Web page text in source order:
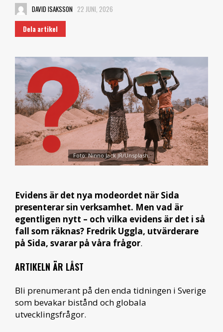
DAVID ISAKSSON 22 JUNI, 2026
Dela artikel
Foto: Ninno Jack JR/Unsplash.
Evidens är det nya modeordet när Sida
presenterar sin verksamhet. Men vad är
egentligen nytt – och vilka evidens är det i så
fall som räknas? Fredrik Uggla, utvärderare
på Sida, svarar på våra frågor.
ARTIKELN ÄR LÅST
Bli prenumerant på den enda tidningen i Sverige
som bevakar bistånd och globala
utvecklingsfrågor.